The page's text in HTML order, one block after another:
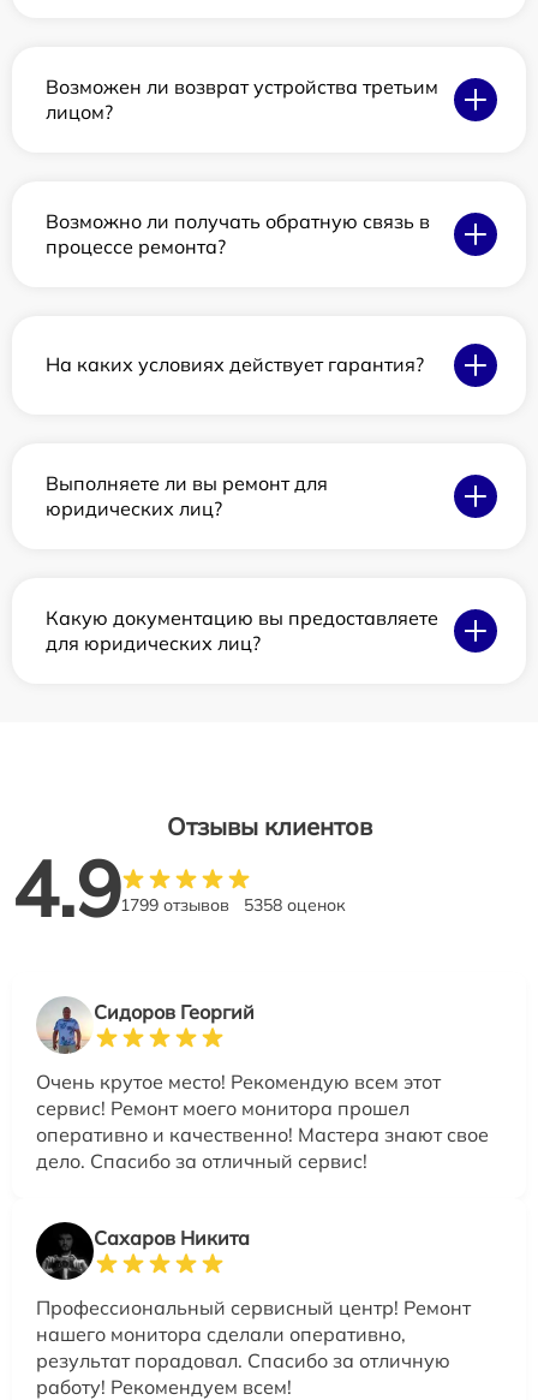
Возможен ли возврат устройства третьим
лицом?
Возможно ли получать обратную связь в
процессе ремонта?
На каких условиях действует гарантия?
Выполняете ли вы ремонт для
юридических лиц?
Какую документацию вы предоставляете
для юридических лиц?
Отзывы клиентов
4.91799 отзывов 5358 оценок
Сидоров Георгий
Очень крутое место! Рекомендую всем этот
сервис! Ремонт моего монитора прошел
оперативно и качественно! Мастера знают свое
дело. Спасибо за отличный сервис!
Сахаров Никита
Профессиональный сервисный центр! Ремонт
нашего монитора сделали оперативно,
результат порадовал. Спасибо за отличную
работу! Рекомендуем всем!